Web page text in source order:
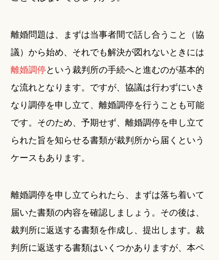
離婚問題は、まずは当事者間で話し合うこと（協
議）から始め、それでも解決が図れないときには
離婚調停という裁判所の手続へと進むのが基本的
な流れとなります。ですが、協議は行わずにいき
なり調停を申し立て、離婚調停を行うことも可能
です。そのため、予期せず、離婚調停を申し立て
られた旨を知らせる書類が裁判所から届くという
ケースもあります。
離婚調停を申し立てられたら、まずは落ち着いて
届いた書類の内容を確認しましょう。その後は、
裁判所に返送する書類を作成し、提出します。裁
判所に返送する書類はいくつかありますが、本ペ